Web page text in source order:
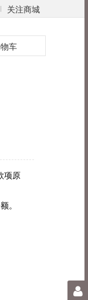
关注商城
车
项原
。